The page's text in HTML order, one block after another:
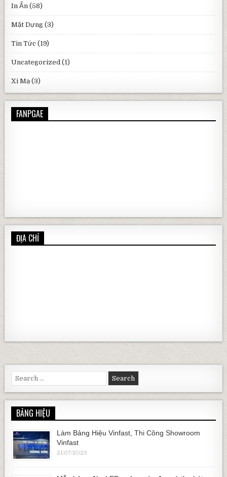
In Ấn (58)
Mặt Dựng (3)
Tin Tức (19)
Uncategorized (1)
Xi Mạ(3)
FANPGAE
ĐỊA CHỈ
Search for:
BẢNG HIỆU
Làm Bảng Hiệu Vinfast, Thi Công Showroom
Vinfast
21/07/2023